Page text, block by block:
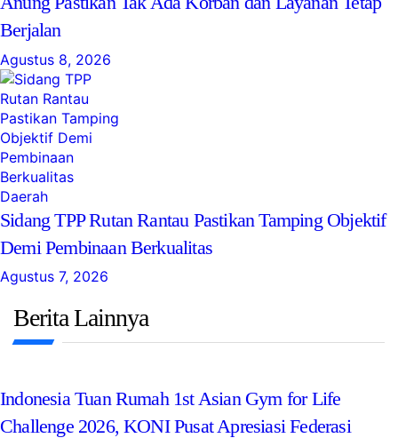
Berjalan
Agustus 8, 2026
Daerah
Sidang TPP Rutan Rantau Pastikan Tamping Objektif
Demi Pembinaan Berkualitas
Agustus 7, 2026
Berita Lainnya
Indonesia Tuan Rumah 1st Asian Gym for Life
Challenge 2026, KONI Pusat Apresiasi Federasi